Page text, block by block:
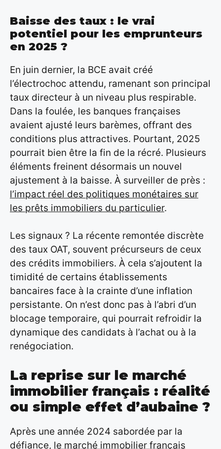
Baisse des taux : le vrai
potentiel pour les emprunteurs
en 2025 ?
En juin dernier, la BCE avait créé
l’électrochoc attendu, ramenant son principal
taux directeur à un niveau plus respirable.
Dans la foulée, les banques françaises
avaient ajusté leurs barèmes, offrant des
conditions plus attractives. Pourtant, 2025
pourrait bien être la fin de la récré. Plusieurs
éléments freinent désormais un nouvel
ajustement à la baisse. À surveiller de près :
l’impact réel des politiques monétaires sur
les prêts immobiliers du particulier.
Les signaux ? La récente remontée discrète
des taux OAT, souvent précurseurs de ceux
des crédits immobiliers. À cela s’ajoutent la
timidité de certains établissements
bancaires face à la crainte d’une inflation
persistante. On n’est donc pas à l’abri d’un
blocage temporaire, qui pourrait refroidir la
dynamique des candidats à l’achat ou à la
renégociation.
La reprise sur le marché
immobilier français : réalité
ou simple effet d’aubaine ?
Après une année 2024 sabordée par la
défiance, le marché immobilier français